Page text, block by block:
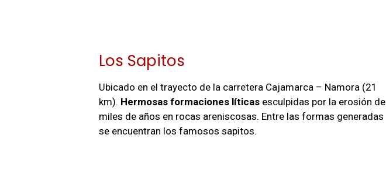
Los Sapitos
Ubicado en el trayecto de la carretera Cajamarca – Namora (21
km). Hermosas formaciones líticas esculpidas por la erosión de
miles de años en rocas areniscosas. Entre las formas generadas
se encuentran los famosos sapitos.